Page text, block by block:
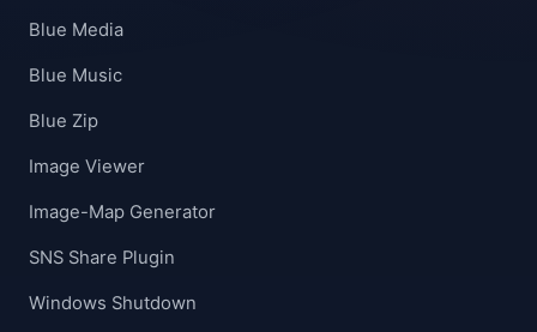
Blue Media
Blue Music
Blue Zip
Image Viewer
Image-Map Generator
SNS Share Plugin
Windows Shutdown